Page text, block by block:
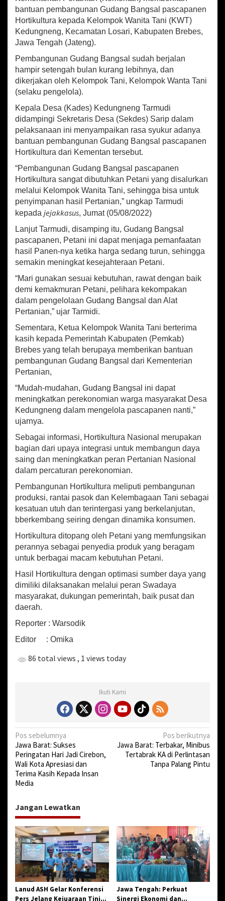
l
P
a
s
a
p
a
n
H
r
t
i
k
u
l
t
u
r
u
n
t
u
K
W
T
e
d
u
g
n
n
g
sA
p
p
o
o
k
l
e
bantuan pembangunan Gudang Bangsal pascapanen
Hortikultura kepada Kelompok Wanita Tani (KWT)
Kedungneng, Kecamatan Losari, Kabupaten Brebes,
Jawa Tengah (Jateng).
Pembangunan Gudang Bangsal sudah berjalan
hampir setengah bulan kurang lebihnya, dan
dikerjakan oleh Kelompok Tani, Kelompok Wanta Tani
(selaku pengelola).
Kepala Desa (Kades) Kedungneng Tarmudi
didampingi Sekretaris Desa (Sekdes) Sarip dalam
pelaksanaan ini menyampaikan rasa syukur adanya
bantuan pembangunan Gudang Bangsal pascapanen
Hortikultura dari Kementan tersebut.
“Pembangunan Gudang Bangsal pascapanen
Hortikultura sangat dibutuhkan Petani yang disalurkan
melalui Kelompok Wanita Tani, sehingga bisa untuk
penyimpanan hasil Pertanian,” ungkap Tarmudi
kepada jejakkasus, Jumat (05/08/2022)
Lanjut Tarmudi, disamping itu, Gudang Bangsal
pascapanen, Petani ini dapat menjaga pemanfaatan
hasil Panen-nya ketika harga sedang turun, sehingga
semakin meningkat kesejahteraan Petani.
“Mari gunakan sesuai kebutuhan, rawat dengan baik
demi kemakmuran Petani, pelihara kekompakan
dalam pengelolaan Gudang Bangsal dan Alat
Pertanian,” ujar Tarmidi.
Sementara, Ketua Kelompok Wanita Tani berterima
kasih kepada Pemerintah Kabupaten (Pemkab)
Brebes yang telah berupaya memberikan bantuan
pembangunan Gudang Bangsal dari Kementerian
Pertanian,
“Mudah-mudahan, Gudang Bangsal ini dapat
meningkatkan perekonomian warga masyarakat Desa
Kedungneng dalam mengelola pascapanen nanti,”
ujarnya.
Sebagai informasi, Hortikultura Nasional merupakan
bagian dari upaya integrasi untuk membangun daya
saing dan meningkatkan peran Pertanian Nasional
dalam percaturan perekonomian.
Pembangunan Hortikultura meliputi pembangunan
produksi, rantai pasok dan Kelembagaan Tani sebagai
kesatuan utuh dan terintergasi yang berkelanjutan,
bberkembang seiring dengan dinamika konsumen.
Hortikultura ditopang oleh Petani yang memfungsikan
perannya sebagai penyedia produk yang beragam
untuk berbagai macam kebutuhan Petani.
Hasil Hortikultura dengan optimasi sumber daya yang
dimiliki dilaksanakan melalui peran Swadaya
masyarakat, dukungan pemerintah, baik pusat dan
daerah.
Reporter : Warsodik
Editor : Omika
86 total views , 1 views today
Ikuti Kami
N
a
v
i
a
s
i
p
o
s
Pos sebelumnya
Jawa Barat: Sukses
Peringatan Hari Jadi Cirebon,
Wali Kota Apresiasi dan
Terima Kasih Kepada Insan
Media
Pos berikutnya
Jawa Barat: Terbakar, Minibus
Tertabrak KA di Perlintasan
Tanpa Palang Pintu
Jangan Lewatkan
Lanud ASH Gelar Konferensi
Pers Jelang Kejuaraan Tinju
Jawa Tengah: Perkuat
Sinergi Ekonomi dan